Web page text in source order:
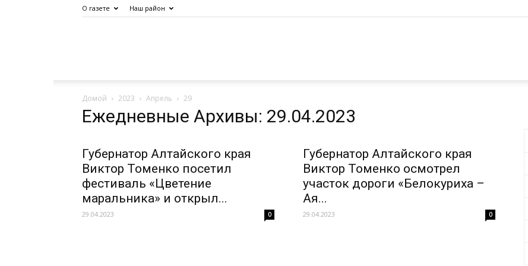
О газете Наш район
Октября
Домой 2023 Апрель 29
Ежедневные Архивы: 29.04.2023
Губернатор Алтайского края
Виктор Томенко посетил
фестиваль «Цветение
маральника» и открыл...
29.04.2023 0
Губернатор Алтайского края
Виктор Томенко осмотрел
участок дороги «Белокуриха –
Ая...
29.04.2023 0